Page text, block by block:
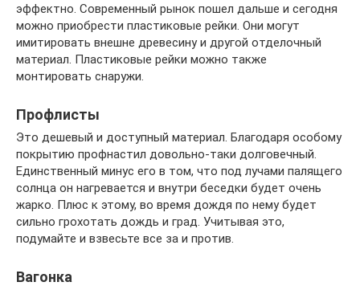
эффектно. Современный рынок пошел дальше и сегодня
можно приобрести пластиковые рейки. Они могут
имитировать внешне древесину и другой отделочный
материал. Пластиковые рейки можно также
монтировать снаружи.
Профлисты
Это дешевый и доступный материал. Благодаря особому
покрытию профнастил довольно-таки долговечный.
Единственный минус его в том, что под лучами палящего
солнца он нагревается и внутри беседки будет очень
жарко. Плюс к этому, во время дождя по нему будет
сильно грохотать дождь и град. Учитывая это,
подумайте и взвесьте все за и против.
Вагонка